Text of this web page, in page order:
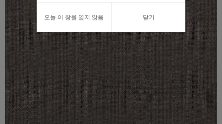
오늘 이 창을 열지 않음 닫기